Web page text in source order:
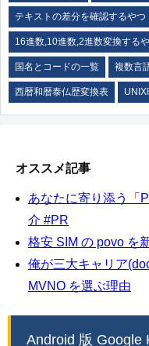
テキストの差分を確認するやつ
16進数,10進数,2進数変換する
国名とコードの一覧 複数言
西暦和暦泰仏歴変換表 UNIX
オススメ記事
あなたに寄り添う「
介 #PR
格安 SIM の povo を
俺が三大キャリア
MVNO を選ぶ理由
Android 版 Google